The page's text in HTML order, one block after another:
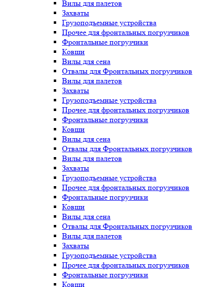
Вилы для палетов
Захваты
Грузоподъемные устройства
Прочее для фронтальных погрузчиков
Фронтальные погрузчики
Ковши
Вилы для сена
Отвалы для Фронтальных погрузчиков
Вилы для палетов
Захваты
Грузоподъемные устройства
Прочее для фронтальных погрузчиков
Фронтальные погрузчики
Ковши
Вилы для сена
Отвалы для Фронтальных погрузчиков
Вилы для палетов
Захваты
Грузоподъемные устройства
Прочее для фронтальных погрузчиков
Фронтальные погрузчики
Ковши
Вилы для сена
Отвалы для Фронтальных погрузчиков
Вилы для палетов
Захваты
Грузоподъемные устройства
Прочее для фронтальных погрузчиков
Фронтальные погрузчики
Ковши